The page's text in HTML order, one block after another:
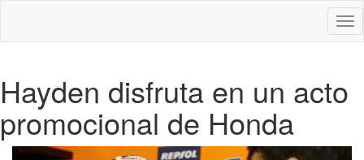
Hayden disfruta en un acto
promocional de Honda